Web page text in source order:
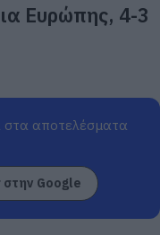
Ευρώπης, 4-3
στα αποτελέσματα
Google